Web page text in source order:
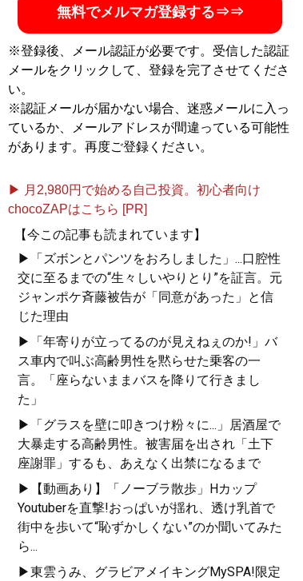
無料でメルマガ登録する⇒⇒
※登録後、メール認証が必要です。受信した認証
メールをクリックして、登録を完了させてくださ
い。
※認証メールが届かない場合、迷惑メールに入っ
ているか、メールアドレスが間違っている可能性
があります。再度ご登録ください。
▶ 月2,980円で始める自己投資。初心者向け
chocoZAPはこちら [PR]
【今この記事も読まれています】
▶「ズボンとパンツをおろしました」...口腔性
交に至るまでの“生々しいやりとり”を証言。元
ジャンポケ斉藤被告が「同意があった」と信
じた理由
▶「年寄りが立ってるのが見えねぇのか!」バ
ス車内で叫ぶ高齢男性を黙らせた乗客の一
言。「座らないままバスを降りて行きまし
た」
▶「グラスを壁に叩きつけ粉々に...」居酒屋で
大暴走する高齢男性。被害届を出され「土下
座謝罪」するも、あえなく出禁になるまで
▶【動画あり】「ノーブラ散歩」Hカップ
Youtuberを直撃!おっぱいが揺れ、透け乳首で
街中を歩いて“恥ずかしくない”のか聞いてみた
ら...
▶東雲うみ、グラビアメイキングMySPA!限定